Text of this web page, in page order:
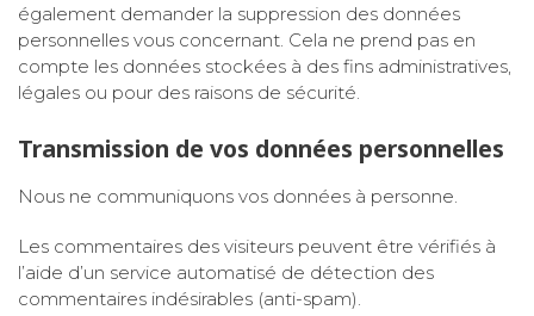
également demander la suppression des données
personnelles vous concernant. Cela ne prend pas en
compte les données stockées à des fins administratives,
légales ou pour des raisons de sécurité.
Transmission de vos données personnelles
Nous ne communiquons vos données à personne.
Les commentaires des visiteurs peuvent être vérifiés à
l’aide d’un service automatisé de détection des
commentaires indésirables (anti-spam).